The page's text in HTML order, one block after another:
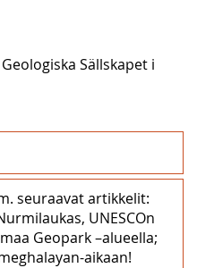
Sällskapet i
seuraavat artikkelit:
UNESCOn
Geopark –alueella;
aikaan!